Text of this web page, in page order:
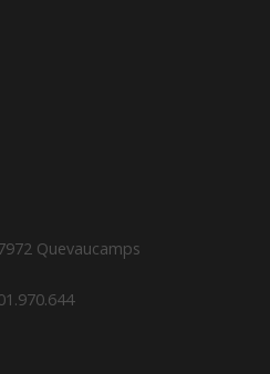
Quevaucamps